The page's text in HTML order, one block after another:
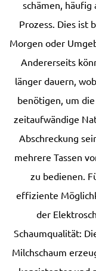
schämen, häufig
Prozess. Dies ist
Morgen oder
Andererseits
länger dauern,
benötigen, um
zeitaufwändige
Abschreckung
mehrere Tassen
zu bedienen.
effiziente
der
Schaumqualität:
Milchschaum